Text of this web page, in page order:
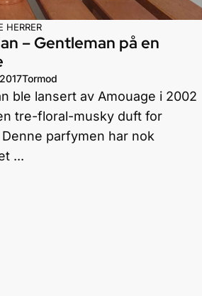
HERRER
– Gentleman på en
Tormod
ble lansert av Amouage i 2002
tre-floral-musky duft for
parfymen har nok
...